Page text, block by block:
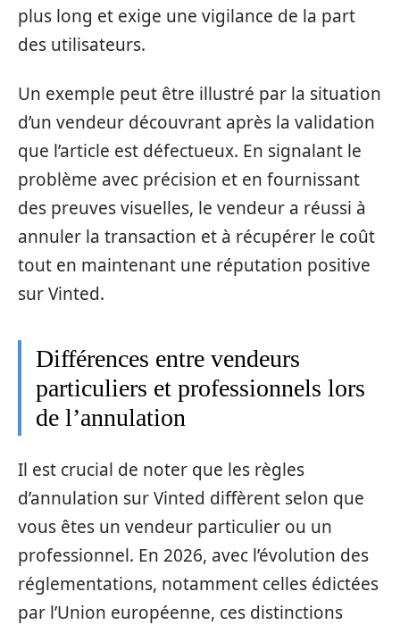
plus long et exige une vigilance de la part
des utilisateurs.
Un exemple peut être illustré par la situation
d’un vendeur découvrant après la validation
que l’article est défectueux. En signalant le
problème avec précision et en fournissant
des preuves visuelles, le vendeur a réussi à
annuler la transaction et à récupérer le coût
tout en maintenant une réputation positive
sur Vinted.
Différences entre vendeurs
particuliers et professionnels lors
de l’annulation
Il est crucial de noter que les règles
d’annulation sur Vinted diffèrent selon que
vous êtes un vendeur particulier ou un
professionnel. En 2026, avec l’évolution des
réglementations, notamment celles édictées
par l’Union européenne, ces distinctions